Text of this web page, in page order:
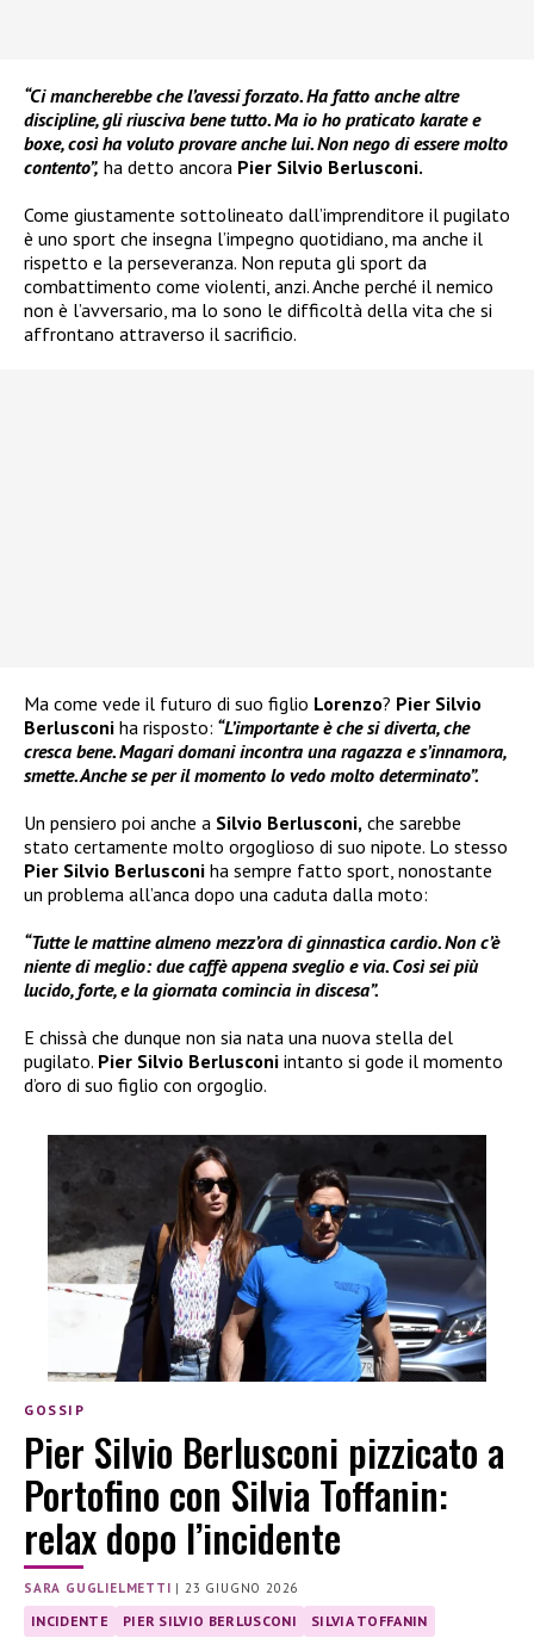
“Ci mancherebbe che l’avessi forzato. Ha fatto anche altre
discipline, gli riusciva bene tutto. Ma io ho praticato karate e
boxe, così ha voluto provare anche lui. Non nego di essere molto
contento”, ha detto ancora Pier Silvio Berlusconi.
Come giustamente sottolineato dall’imprenditore il pugilato
è uno sport che insegna l’impegno quotidiano, ma anche il
rispetto e la perseveranza. Non reputa gli sport da
combattimento come violenti, anzi. Anche perché il nemico
non è l’avversario, ma lo sono le difficoltà della vita che si
affrontano attraverso il sacrificio.
Ma come vede il futuro di suo figlio Lorenzo? Pier Silvio
Berlusconi ha risposto: “L’importante è che si diverta, che
cresca bene. Magari domani incontra una ragazza e s’innamora,
smette. Anche se per il momento lo vedo molto determinato”.
Un pensiero poi anche a Silvio Berlusconi, che sarebbe
stato certamente molto orgoglioso di suo nipote. Lo stesso
Pier Silvio Berlusconi ha sempre fatto sport, nonostante
un problema all’anca dopo una caduta dalla moto:
“Tutte le mattine almeno mezz’ora di ginnastica cardio. Non c’è
niente di meglio: due caffè appena sveglio e via. Così sei più
lucido, forte, e la giornata comincia in discesa”.
E chissà che dunque non sia nata una nuova stella del
pugilato. Pier Silvio Berlusconi intanto si gode il momento
d’oro di suo figlio con orgoglio.
GOSSIP
Pier Silvio Berlusconi pizzicato a
Portofino con Silvia Toffanin:
relax dopo l’incidente
SARA GUGLIELMETTI | 23 GIUGNO 2026
INCIDENTE PIER SILVIO BERLUSCONI SILVIA TOFFANIN